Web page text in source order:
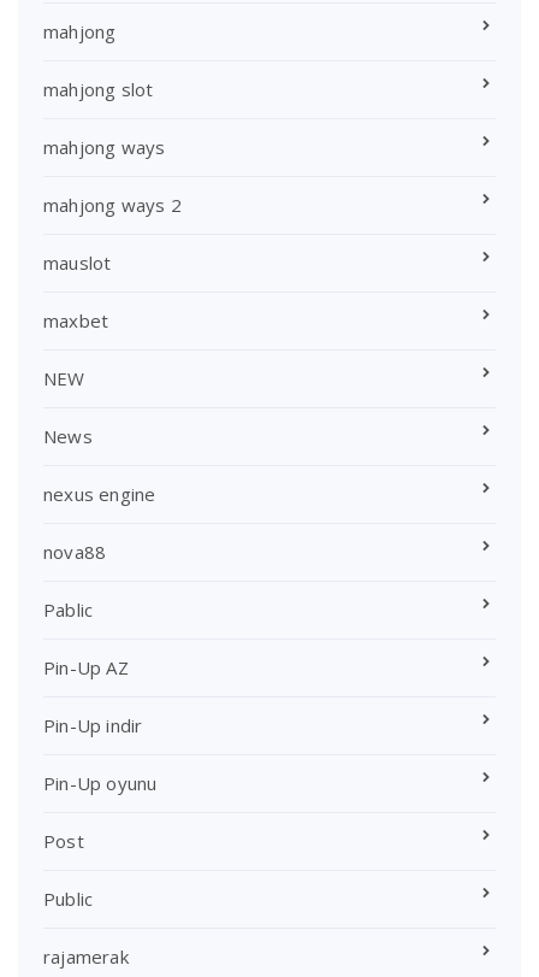
mahjong
mahjong slot
mahjong ways
mahjong ways 2
mauslot
maxbet
NEW
News
nexus engine
nova88
Pablic
Pin-Up AZ
Pin-Up indir
Pin-Up oyunu
Post
Public
rajamerak